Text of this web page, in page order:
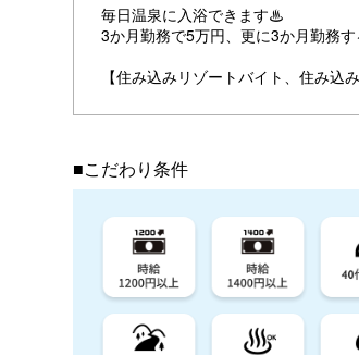
毎日温泉に入浴できます♨
3か月勤務で5万円、更に3か月勤務
【住み込みリゾートバイト、住み込
■こだわり条件